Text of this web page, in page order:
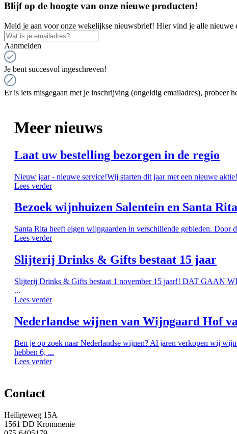
Blijf op de hoogte van onze nieuwe producten!
Meld je aan voor onze wekelijkse nieuwsbrief! Hier vind je alle nieuwe
Aanmelden
Je bent succesvol ingeschreven!
Er is iets misgegaan met je inschrijving (ongeldig emailadres), probeer
Meer nieuws
Laat uw bestelling bezorgen in de regio
Nieuw jaar - nieuwe service!Wij starten dit jaar met een nieuwe
Lees verder
Bezoek wijnhuizen Salentein en Santa Rita
Santa Rita heeft eigen wijngaarden in verschillende gebieden. Door
Lees verder
Slijterij Drinks & Gifts bestaat 15 jaar
Slijterij Drinks & Gifts bestaat 1 november 15 jaar!! DAT GAAN
...
Lees verder
Nederlandse wijnen van Wijngaard Hof
Ben je op zoek naar Nederlandse wijnen? Al jaren verkopen wij
hebben 6, ...
Lees verder
Contact
Heiligeweg 15A
1561 DD Krommenie